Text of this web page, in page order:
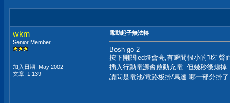
wkm
Senior Member
加入日期: May 2002
文章: 1,139
電動起子無法轉
Bosh go 2
按下開關led燈會亮,有瞬間很小的"吃"聲
插入行動電源會啟動充電..但幾秒後熄掉
請問是電池/電路板掛/馬達 哪一部分掛